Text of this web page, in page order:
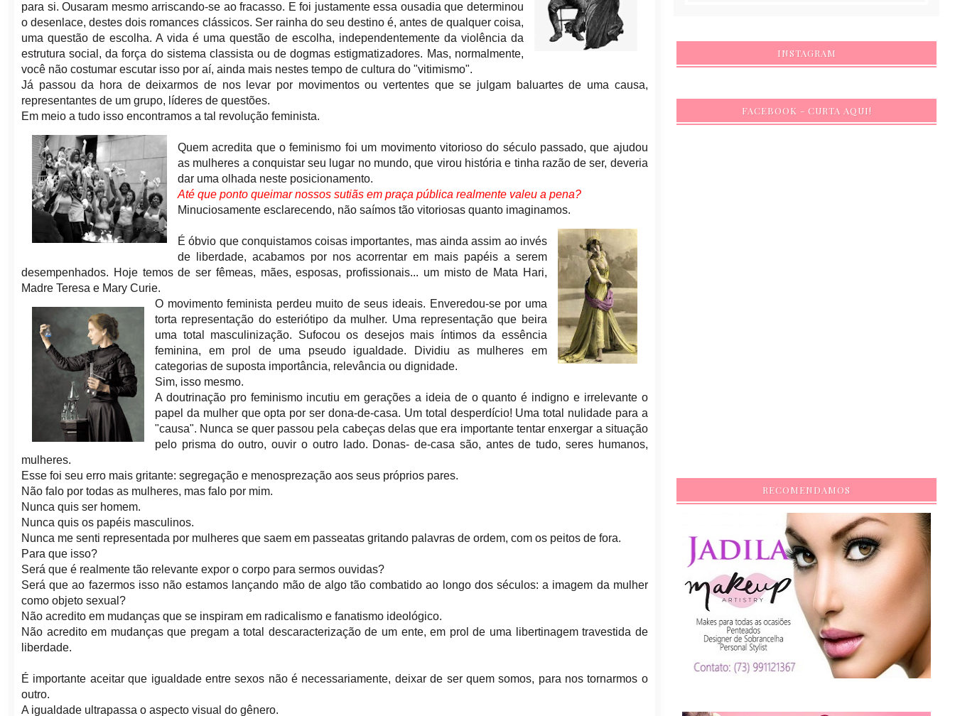
para si. Ousaram mesmo arriscando-se ao fracasso. E foi justamente essa ousadia que determinou
o desenlace, destes dois romances clássicos. Ser rainha do seu destino é, antes de qualquer coisa,
uma questão de escolha. A vida é uma questão de escolha, independentemente da violência da
estrutura social, da força do sistema classista ou de dogmas estigmatizadores. Mas, normalmente,
você não costumar escutar isso por aí, ainda mais nestes tempo de cultura do "vitimismo".
Já passou da hora de deixarmos de nos levar por movimentos ou vertentes que se julgam baluartes de uma causa,
representantes de um grupo, líderes de questões.
Em meio a tudo isso encontramos a tal revolução feminista.
Quem acredita que o feminismo foi um movimento vitorioso do século passado, que ajudou
as mulheres a conquistar seu lugar no mundo, que virou história e tinha razão de ser, deveria
dar uma olhada neste posicionamento.
Até que ponto queimar nossos sutiãs em praça pública realmente valeu a pena?
Minuciosamente esclarecendo, não saímos tão vitoriosas quanto imaginamos.
É óbvio que conquistamos coisas importantes, mas ainda assim ao invés
de liberdade, acabamos por nos acorrentar em mais papéis a serem
desempenhados. Hoje temos de ser fêmeas, mães, esposas, profissionais... um misto de Mata Hari,
Madre Teresa e Mary Curie.
O movimento feminista perdeu muito de seus ideais. Enveredou-se por uma
torta representação do esteriótipo da mulher. Uma representação que beira
uma total masculinização. Sufocou os desejos mais íntimosda essência
feminina, em prol de uma pseudo igualdade. Dividiu as mulheres em
categorias de suposta importância, relevância ou dignidade.
Sim, isso mesmo.
A doutrinação pro feminismo incutiu em gerações a ideia de o quanto é indigno e irrelevante o
papel da mulher que opta por ser dona-de-casa. Um total desperdício! Uma total nulidade para a
"causa". Nunca se quer passou pela cabeças delas que era importante tentar enxergar a situação
pelo prisma do outro, ouvir o outro lado. Donas- de-casa são, antes de tudo, seres humanos,
mulheres.
Esse foi seu erro mais gritante: segregação e menosprezação aos seus próprios pares.
Não falo por todas as mulheres, mas falo por mim.
Nunca quis ser homem.
Nunca quis os papéis masculinos.
Nunca me senti representada por mulheres que saem em passeatas gritando palavras de ordem, com os peitos de fora.
Para que isso?
Será que é realmente tão relevante expor o corpo para sermos ouvidas?
Será que ao fazermos isso não estamos lançando mão de algo tão combatido ao longo dos séculos: a imagem da mulher
como objeto sexual?
Não acredito em mudanças que se inspiram em radicalismo e fanatismo ideológico.
Não acredito em mudanças que pregam a total descaracterização de um ente, em prol de uma libertinagem travestida de
liberdade.
É importante aceitar que igualdade entre sexos não é necessariamente, deixar de ser quem somos, para nos tornarmos o
outro.
A igualdade ultrapassa o aspecto visual do gênero.
INSTAGRAM
FACEBOOK - CURTA AQUI!
RECOMENDAMOS